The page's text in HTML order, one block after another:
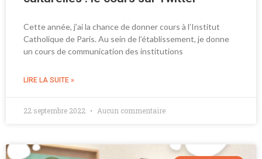
Cette année, j’ai la chance de donner cours à l’Institut
Catholique de Paris. Au sein de l’établissement, je donne
un cours de communication des institutions
LIRE LA SUITE »
22 septembre 2022 Aucun commentaire